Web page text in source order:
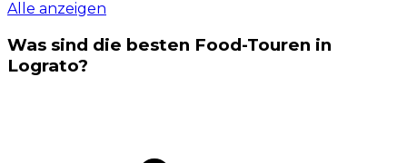
Alle anzeigen
Was sind die besten Food-Touren in
Lograto?